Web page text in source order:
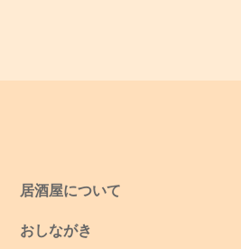
居酒屋について
おしながき